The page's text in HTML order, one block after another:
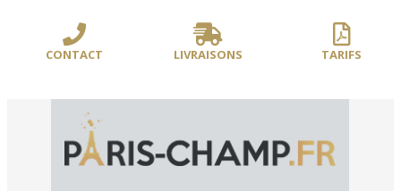
contenuCONTACT LIVRAISONS TARIFS
BOUSSOLE **/